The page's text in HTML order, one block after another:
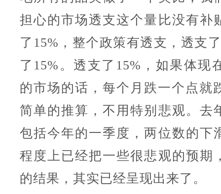
担心的市场透支这个量比没有补
了15%，整个政策有透支，透支
了15%。透支了15%，如果体现
的市场的话，每个月跌一个点就
简单的推算，不用特别悲观。去
包括今年的一季度，两位数的下
程度上已经把一些很悲观的预期
的结果，其实已经呈现出来了。